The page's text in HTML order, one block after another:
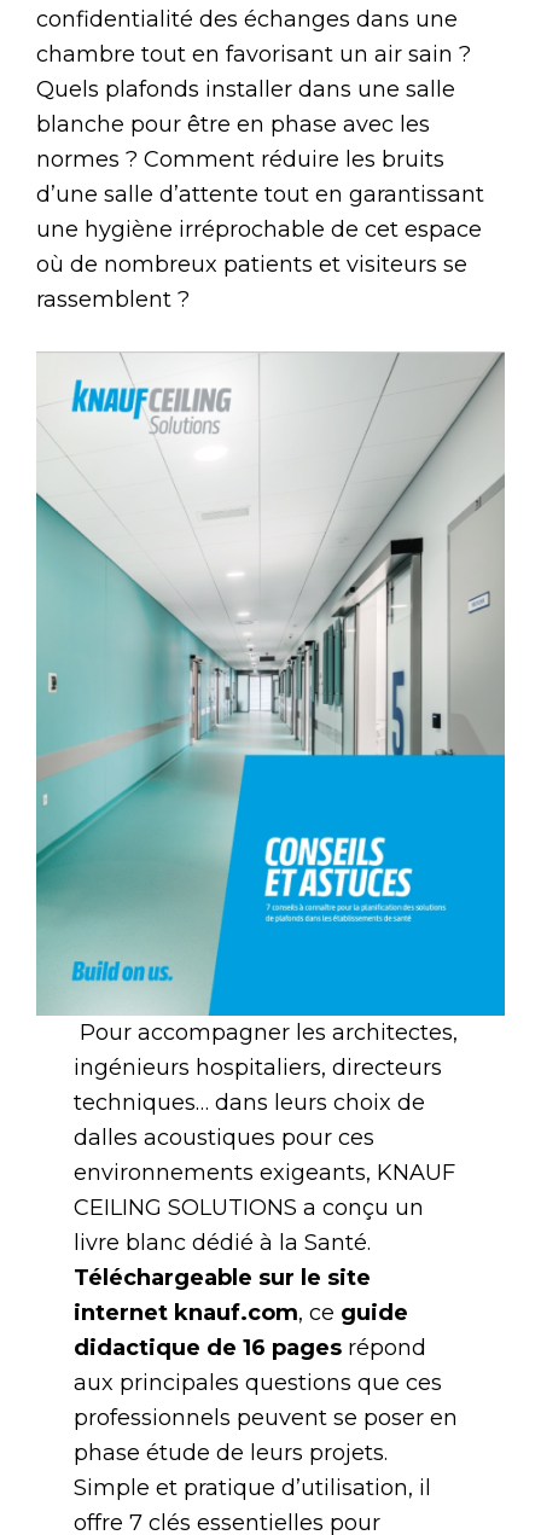
confidentialité des échanges dans une
chambre tout en favorisant un air sain ?
Quels plafonds installer dans une salle
blanche pour être en phase avec les
normes ? Comment réduire les bruits
d’une salle d’attente tout en garantissant
une hygiène irréprochable de cet espace
où de nombreux patients et visiteurs se
rassemblent ?
Pour accompagner les architectes,
ingénieurs hospitaliers, directeurs
techniques… dans leurs choix de
dalles acoustiques pour ces
environnements exigeants, KNAUF
CEILING SOLUTIONS a conçu un
livre blanc dédié à la Santé.
Téléchargeable sur le site
internet knauf.com, ce guide
didactique de 16 pages répond
aux principales questions que ces
professionnels peuvent se poser en
phase étude de leurs projets.
Simple et pratique d’utilisation, il
offre 7 clés essentielles pour